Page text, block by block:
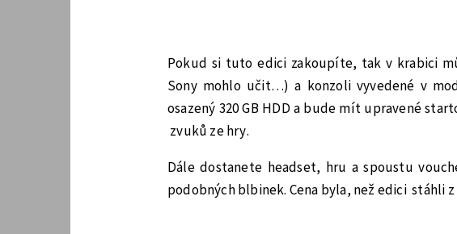
Pokud si tuto edici zakoupíte, tak v krabici
Sony mohlo učit…) a konzoli vyvedené v
osazený 320 GB HDD a bude mít upravené
zvuků ze hry.
Dále dostanete headset, hru a spoustu
podobných blbinek. Cena byla, než edici stáhli z